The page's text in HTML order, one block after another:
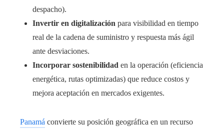
despacho).
Invertir en digitalización para visibilidad en tiempo
real de la cadena de suministro y respuesta más ágil
ante desviaciones.
Incorporar sostenibilidad en la operación (eficiencia
energética, rutas optimizadas) que reduce costos y
mejora aceptación en mercados exigentes.
Panamá convierte su posición geográfica en un recurso